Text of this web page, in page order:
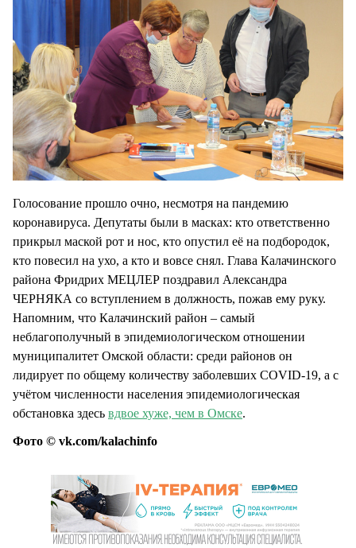
Голосование прошло очно, несмотря на пандемию
коронавируса. Депутаты были в масках: кто ответственно
прикрыл маской рот и нос, кто опустил её на подбородок,
кто повесил на ухо, а кто и вовсе снял. Глава Калачинского
района Фридрих МЕЦЛЕР поздравил Александра
ЧЕРНЯКА со вступлением в должность, пожав ему руку.
Напомним, что Калачинский район – самый
неблагополучный в эпидемиологическом отношении
муниципалитет Омской области: среди районов он
лидирует по общему количеству заболевших COVID-19, а с
учётом численности населения эпидемиологическая
обстановка здесь вдвое хуже, чем в Омске.
Фото © vk.com/kalachinfo